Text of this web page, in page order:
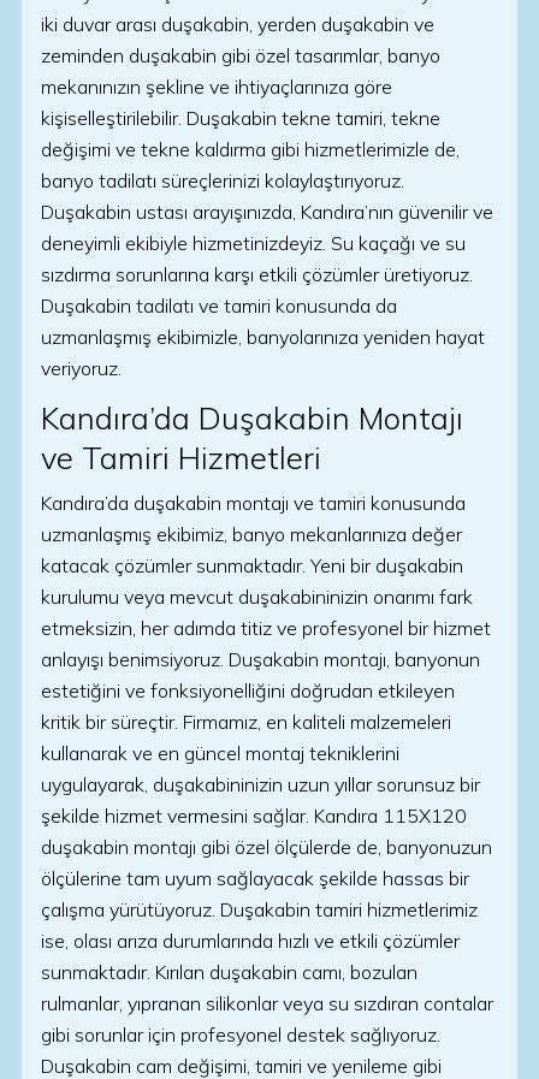
iki duvar arası duşakabin, yerden duşakabin ve
zeminden duşakabin gibi özel tasarımlar, banyo
mekanınızın şekline ve ihtiyaçlarınıza göre
kişiselleştirilebilir. Duşakabin tekne tamiri, tekne
değişimi ve tekne kaldırma gibi hizmetlerimizle de,
banyo tadilatı süreçlerinizi kolaylaştırıyoruz.
Duşakabin ustası arayışınızda, Kandıra’nın güvenilir ve
deneyimli ekibiyle hizmetinizdeyiz. Su kaçağı ve su
sızdırma sorunlarına karşı etkili çözümler üretiyoruz.
Duşakabin tadilatı ve tamiri konusunda da
uzmanlaşmış ekibimizle, banyolarınıza yeniden hayat
veriyoruz.
Kandıra’da Duşakabin Montajı
ve Tamiri Hizmetleri
Kandıra’da duşakabin montajı ve tamiri konusunda
uzmanlaşmış ekibimiz, banyo mekanlarınıza değer
katacak çözümler sunmaktadır. Yeni bir duşakabin
kurulumu veya mevcut duşakabininizin onarımı fark
etmeksizin, her adımda titiz ve profesyonel bir hizmet
anlayışı benimsiyoruz. Duşakabin montajı, banyonun
estetiğini ve fonksiyonelliğini doğrudan etkileyen
kritik bir süreçtir. Firmamız, en kaliteli malzemeleri
kullanarak ve en güncel montaj tekniklerini
uygulayarak, duşakabininizin uzun yıllar sorunsuz bir
şekilde hizmet vermesini sağlar. Kandıra 115X120
duşakabin montajı gibi özel ölçülerde de, banyonuzun
ölçülerine tam uyum sağlayacak şekilde hassas bir
çalışma yürütüyoruz. Duşakabin tamiri hizmetlerimiz
ise, olası arıza durumlarında hızlı ve etkili çözümler
sunmaktadır. Kırılan duşakabin camı, bozulan
rulmanlar, yıpranan silikonlar veya su sızdıran contalar
gibi sorunlar için profesyonel destek sağlıyoruz.
Duşakabin cam değişimi, tamiri ve yenileme gibi